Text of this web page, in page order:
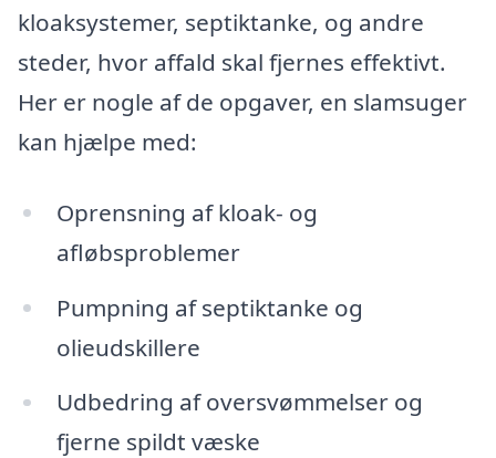
kloaksystemer, septiktanke, og andre
steder, hvor affald skal fjernes effektivt.
Her er nogle af de opgaver, en slamsuger
kan hjælpe med:
Oprensning af kloak- og
afløbsproblemer
Pumpning af septiktanke og
olieudskillere
Udbedring af oversvømmelser og
fjerne spildt væske